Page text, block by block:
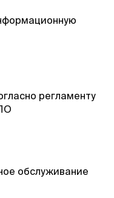
регламенту
обслуживание